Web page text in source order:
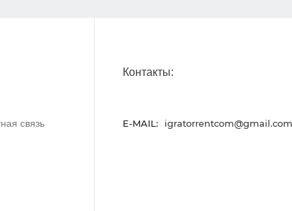
связь
Контакты:
E-MAIL: igratorrentcom@gmail.com